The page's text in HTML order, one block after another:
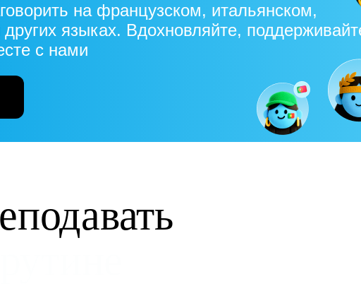
на французском, итальянском,
языках. Вдохновляйте,
с нами